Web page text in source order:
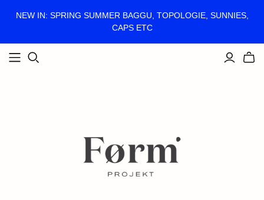
NEW IN: SPRING SUMMER BAGGU, TOPOLOGIE, SUNNIES,
CAPS ETC